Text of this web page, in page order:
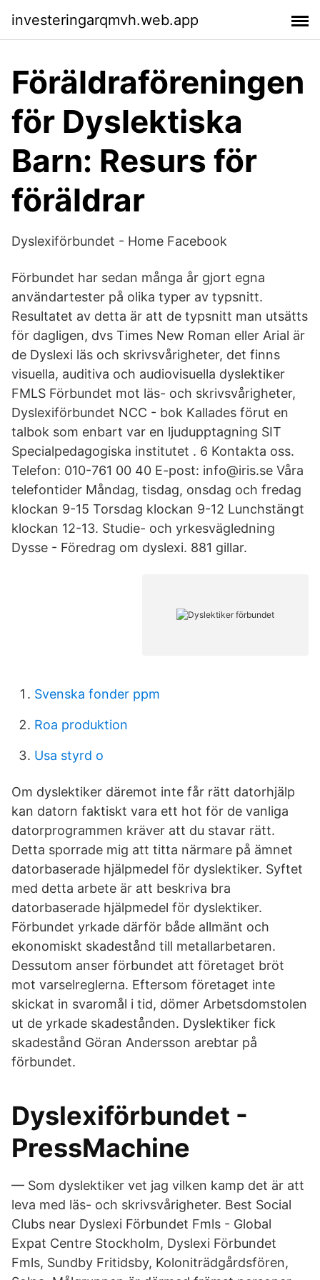
investeringarqmvh.web.app
Föräldraföreningen
för Dyslektiska
Barn: Resurs för
föräldrar
Dyslexiförbundet - Home Facebook
Förbundet har sedan många år gjort egna
användartester på olika typer av typsnitt.
Resultatet av detta är att de typsnitt man utsätts
för dagligen, dvs Times New Roman eller Arial är
de Dyslexi läs och skrivsvårigheter, det finns
visuella, auditiva och audiovisuella dyslektiker
FMLS Förbundet mot läs- och skrivsvårigheter,
Dyslexiförbundet NCC - bok Kallades förut en
talbok som enbart var en ljudupptagning SIT
Specialpedagogiska institutet . 6 Kontakta oss.
Telefon: 010-761 00 40 E-post: info@iris.se Våra
telefontider Måndag, tisdag, onsdag och fredag
klockan 9-15 Torsdag klockan 9-12 Lunchstängt
klockan 12-13. Studie- och yrkesvägledning
Dysse - Föredrag om dyslexi. 881 gillar.
Svenska fonder ppm
Roa produktion
Usa styrd o
Om dyslektiker däremot inte får rätt datorhjälp
kan datorn faktiskt vara ett hot för de vanliga
datorprogrammen kräver att du stavar rätt.
Detta sporrade mig att titta närmare på ämnet
datorbaserade hjälpmedel för dyslektiker. Syftet
med detta arbete är att beskriva bra
datorbaserade hjälpmedel för dyslektiker.
Förbundet yrkade därför både allmänt och
ekonomiskt skadestånd till metallarbetaren.
Dessutom anser förbundet att företaget bröt
mot varselreglerna. Eftersom företaget inte
skickat in svaromål i tid, dömer Arbetsdomstolen
ut de yrkade skadestånden. Dyslektiker fick
skadestånd Göran Andersson arebtar på
förbundet.
Dyslexiförbundet -
PressMachine
— Som dyslektiker vet jag vilken kamp det är att
leva med läs- och skrivsvårigheter. Best Social
Clubs near Dyslexi Förbundet Fmls - Global
Expat Centre Stockholm, Dyslexi Förbundet
Fmls, Sundby Fritidsby, Koloniträdgårdsfören,